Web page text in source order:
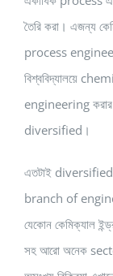
তৈরি করা। এজন্য
process engineer
বিশ্ববিদ্যালয়ে
engineering করার
diversified।
এতটাই
branch of
যেকোন কেমিক্যাল
সহ আরো অনেক